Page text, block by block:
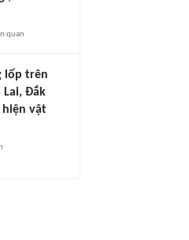
quan
lốp trên
Lai, Đắk
hiện vật